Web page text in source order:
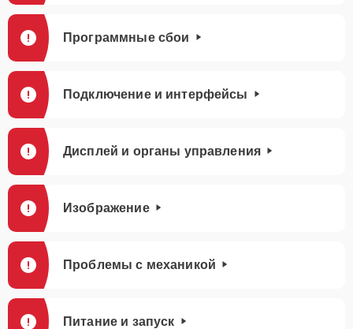
Программные сбои
Подключение и интерфейсы
Дисплей и органы управления
Изображение
Проблемы с механикой
Питание и запуск